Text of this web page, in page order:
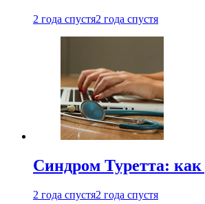
2 года спустя2 года спустя
Синдром Туретта:
2 года спустя2 года спустя